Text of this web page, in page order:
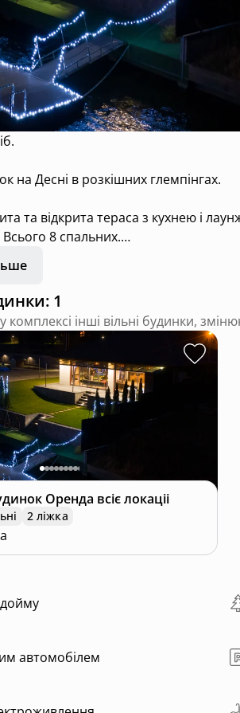
на Десні в розкішних глемпінгах.
та відкрита тераса з кухнею і
8 спальних.
волейбол, бадмінтон, барбекю.
лазерний проектор на всю
вартість оренди.
вода, чай та кава.
замовити баньку та чан.
все вдень – приїжджайте на
аварійне освітлення – світло,
1
комплексі інші вільні будинки,
Оренда всіє локаціі
2 ліжка
автомобілем